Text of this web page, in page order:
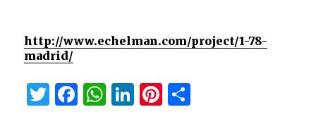
http://www.echelman.com/project/1-78-
madrid/
T
F
W Li Pi